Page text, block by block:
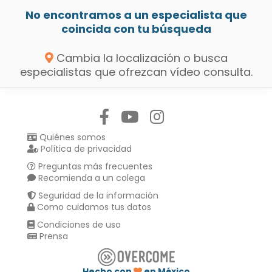
No encontramos a un especialista que
coincida con tu búsqueda
Cambia la localización o busca
especialistas que ofrezcan vídeo consulta.
Quiénes somos
Política de privacidad
Preguntas más frecuentes
Recomienda a un colega
Seguridad de la información
Como cuidamos tus datos
Condiciones de uso
Prensa